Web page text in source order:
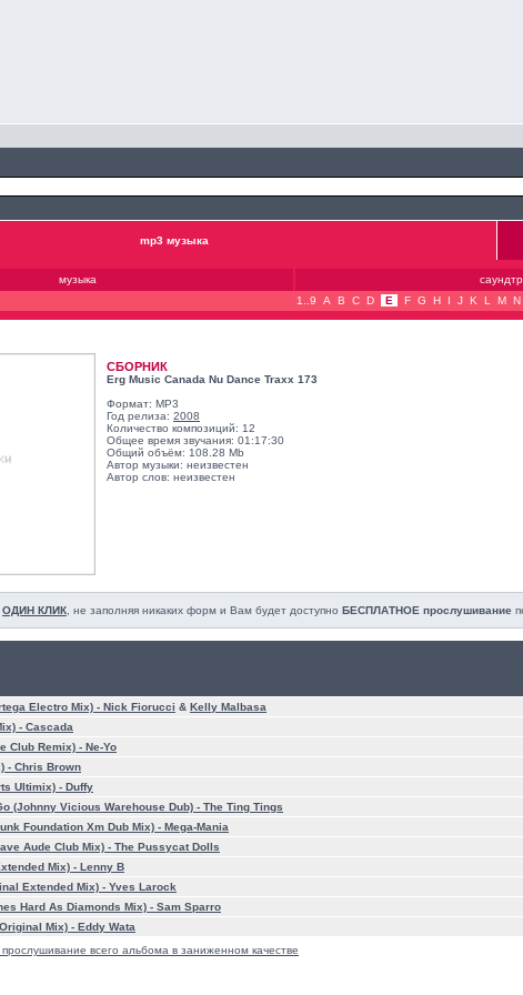
mp3 музыка
музыка
1..9
A B C D E F G H I J K L M N
СБОРНИК
Erg Music Canada Nu Dance Traxx 173
Формат: MP3
Год релиза: 2008
Количество композиций: 12
Общее время звучания: 01:17:30
Общий объём: 108.28 Mb
Автор музыки: неизвестен
Автор слов: неизвестен
ОДИН КЛИК , не заполняя никаких форм и Вам будет доступно БЕСПЛАТНОЕ прослушивание
Electro Mix) - Nick Fiorucci & Kelly Malbasa
- Cascada
Club Remix) - Ne-Yo
- Chris Brown
Ultimix) - Duffy
(Johnny Vicious Warehouse Dub) - The Ting Tings
Foundation Xm Dub Mix) - Mega-Mania
Aude Club Mix) - The Pussycat Dolls
Mix) - Lenny B
Extended Mix) - Yves Larock
Hard As Diamonds Mix) - Sam Sparro
Mix) - Eddy Wata
всего альбома в заниженном качестве